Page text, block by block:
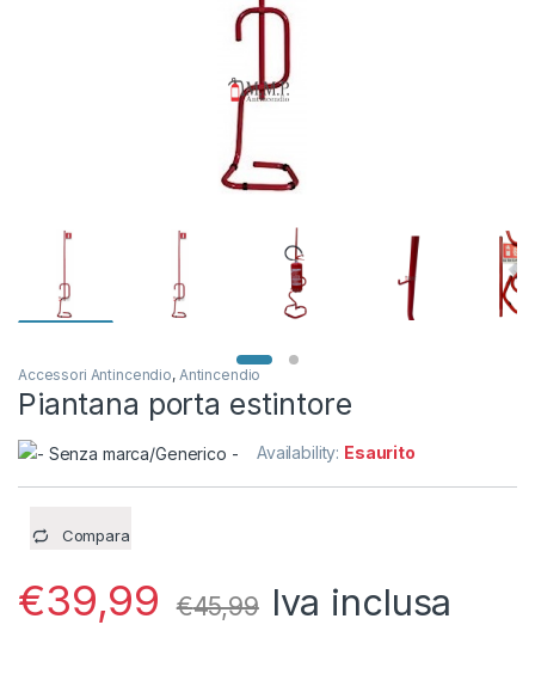
Accessori Antincendio, Antincendio
Piantana porta estintore
Availability: Esaurito
Compara
€39,99 €45,99 Iva inclusa